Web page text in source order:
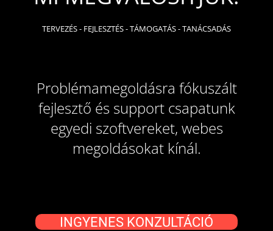
TERVEZÉS - FEJLESZTÉS - TÁMOGATÁS - TANÁCSADÁS
Problémamegoldásra fókuszált
fejlesztő és support csapatunk
egyedi szoftvereket, webes
megoldásokat kínál.
INGYENES KONZULTÁCIÓ